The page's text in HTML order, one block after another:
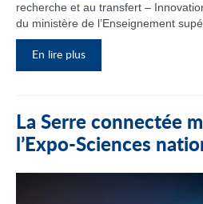
recherche et au transfert –
du ministère de l’Enseignement
En lire plus
La Serre connectée
l’Expo-Sciences